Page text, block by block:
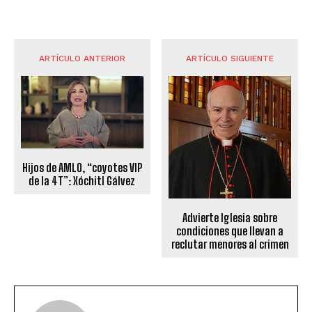
ARTÍCULO ANTERIOR
Hijos de AMLO, “coyotes VIP
de la 4T”: Xóchitl Gálvez
ARTÍCULO SIGUIENTE
Advierte Iglesia sobre
condiciones que llevan a
reclutar menores al crimen